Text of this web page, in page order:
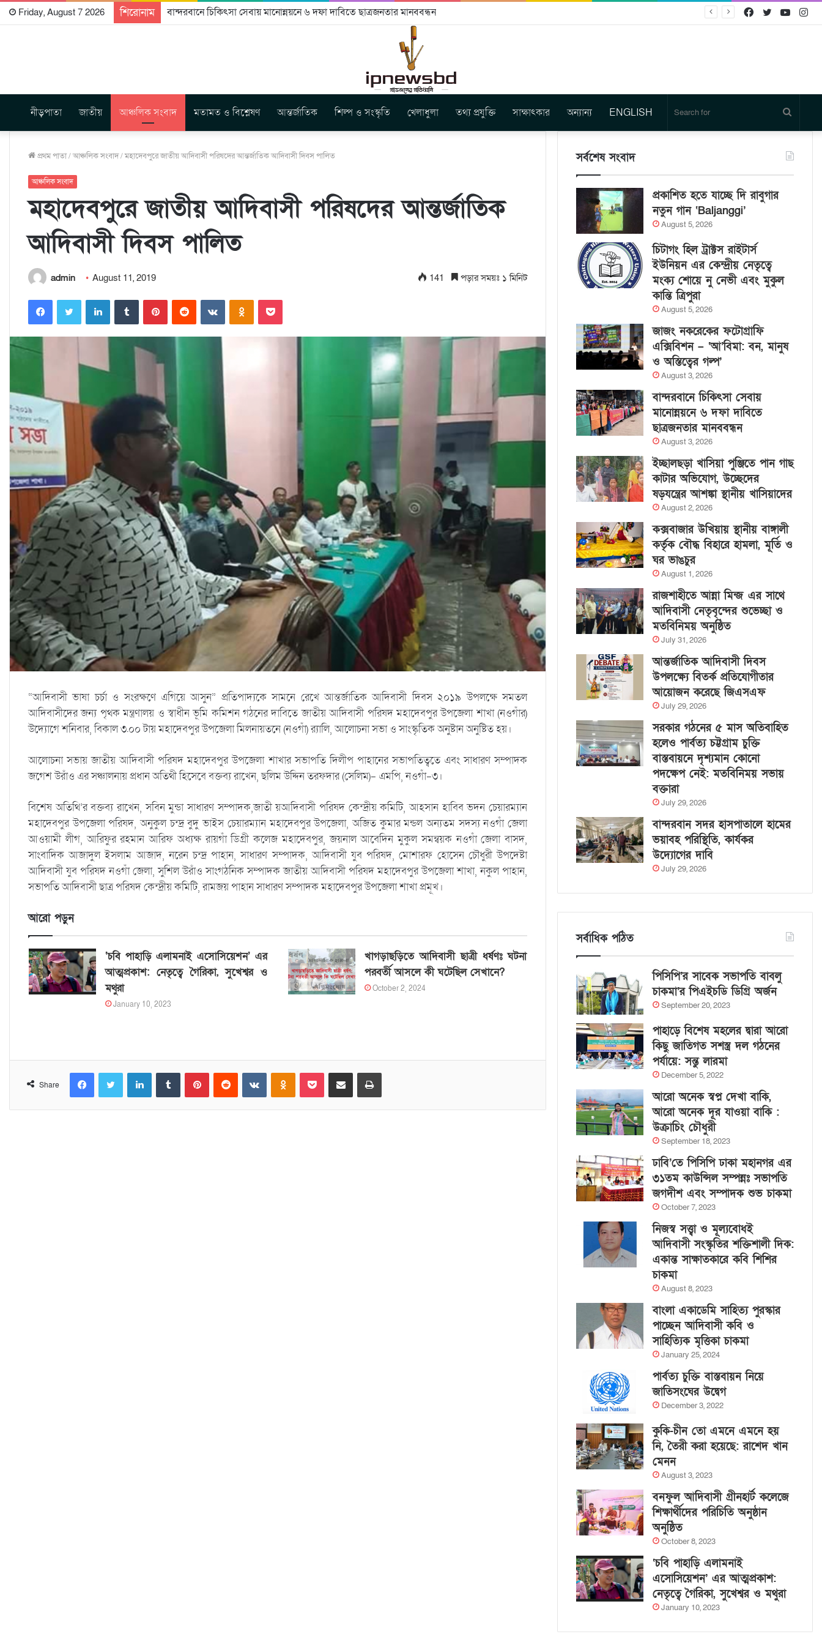
Friday, August 7 2026 শিরোনাম ইচ্ছালছড়া খাসিয়া পুঞ্জিতে পান গাছ কাটার অভিযোগ, উচ্ছেদের ষড়যন্ত্রের আশঙ্কা স্থানীয় খাসিয়াদের Twitter
Facebook
নীড়পাতা জাতীয় আঞ্চলিক সংবাদ মতামত ও বিশ্লেষণ আন্তর্জাতিক শিল্প ও সংস্কৃতি খেলাধুলা তথ্য প্রযুক্তি সাক্ষাৎকার অন্যান্য ENGLISH
for
প্রথম পাতা/আঞ্চলিক সংবাদ/মহাদেবপুরে জাতীয় আদিবাসী পরিষদের আন্তর্জাতিক আদিবাসী দিবস পালিত
আঞ্চলিক সংবাদ
মহাদেবপুরে জাতীয় আদিবাসী পরিষদের আন্তর্জাতিক
আদিবাসী দিবস পালিত
admin August 11, 2019 141 পড়ার সময়ঃ ১ মিনিট
“আদিবাসী ভাষা চর্চা ও সংরক্ষণে এগিয়ে আসুন” প্রতিপাদ্যকে সামনে রেখে আন্তর্জাতিক আদিবাসী দিবস ২০১৯ উপলক্ষে সমতল
আদিবাসীদের জন্য পৃথক মন্ত্রণালয় ও স্বাধীন ভূমি কমিশন গঠনের দাবিতে জাতীয় আদিবাসী পরিষদ মহাদেবপুর উপজেলা শাখা (নওগাঁর)
উদ্যোগে শনিবার, বিকাল ৩.০০ টায় মহাদেবপুর উপজেলা মিলনায়তনে (নওগাঁ) র‌্যালি, আলোচনা সভা ও সাংস্কৃতিক অনুষ্টান অনুষ্টিত হয়।
আলোচনা সভায় জাতীয় আদিবাসী পরিষদ মহাদেবপুর উপজেলা শাখার সভাপতি দিলীপ পাহানের সভাপতিত্বতে এবং সাধারণ সম্পাদক
জগেশ উরাঁও এর সঞ্চালনায় প্রধান অতিথী হিসেবে বক্তব্য রাখেন, ছলিম উদ্দিন তরফদার (সেলিম)- এমপি, নওগাঁ-৩।
বিশেষ অতিথি’র বক্তব্য রাখেন, সবিন মুন্ডা সাধারণ সম্পাদক,জাতী য়আদিবাসী পরিষদ কেন্দ্রীয় কমিটি, আহসান হাবিব ভদন চেয়ারম্যান
মহাদেবপুর উপজেলা পরিষদ, অনুকুল চন্দ্র বুদু ভাইস চেয়ারম্যান মহাদেবপুর উপজেলা, অজিত কুমার মন্ডল অন্যতম সদস্য নওগাঁ জেলা
আওয়ামী লীগ, আরিফুর রহমান আরিফ অধ্যক্ষ রায়গাঁ ডিগ্রী কলেজ মহাদেবপুর, জয়নাল আবেদিন মুকুল সমন্বয়ক নওগাঁ জেলা বাসদ,
সাংবাদিক আজাদুল ইসলাম আজাদ, নরেন চন্দ্র পাহান, সাধারণ সম্পাদক, আদিবাসী যুব পরিষদ, মোশারফ হোসেন চৌধুরী উপদেষ্টা
আদিবাসী যুব পরিষদ নওগাঁ জেলা, সুশিল উরাঁও সাংগঠনিক সম্পাদক জাতীয় আদিবাসী পরিষদ মহাদেবপুর উপজেলা শাখা, নকুল পাহান,
সভাপতি অাদিবাসী ছাত্র পরিষদ কেন্দ্রীয় কমিটি, রামজয় পাহান সাধারণ সম্পাদক মহাদেবপুর উপজেলা শাখা প্রমূখ।
আরো পড়ুন
‘চবি পাহাড়ি এলামনাই এসোসিয়েশন’ এর
আত্মপ্রকাশ: নেতৃত্বে গৈরিকা, সুখেশ্বর ও
মথুরা
January 10, 2023
খাগড়াছড়িতে আদিবাসী ছাত্রী ধর্ষণঃ ঘটনা
পরবর্তী আসলে কী ঘটেছিল সেখানে?
October 2, 2024
Share
সর্বশেষ সংবাদ
প্রকাশিত হতে যাচ্ছে দি রাবুগার
নতুন গান ‘Baljanggi’
August 5, 2026
চিটাগং হিল ট্রাক্টস রাইটার্স
ইউনিয়ন এর কেন্দ্রীয় নেতৃত্বে
মংক্য শোয়ে নু নেভী এবং মুকুল
কান্তি ত্রিপুরা
August 5, 2026
জাজং নকরেকের ফটোগ্রাফি
এক্সিবিশন – ‘আ’বিমা: বন, মানুষ
ও অস্তিত্বের গল্প’
August 3, 2026
বান্দরবানে চিকিৎসা সেবায়
মানোন্নয়নে ৬ দফা দাবিতে
ছাত্রজনতার মানববন্ধন
August 3, 2026
ইচ্ছালছড়া খাসিয়া পুঞ্জিতে পান গাছ
কাটার অভিযোগ, উচ্ছেদের
ষড়যন্ত্রের আশঙ্কা স্থানীয় খাসিয়াদের
August 2, 2026
কক্সবাজার উখিয়ায় স্থানীয় বাঙ্গালী
কর্তৃক বৌদ্ধ বিহারে হামলা, মূর্তি ও
ঘর ভাঙচুর
August 1, 2026
রাজশাহীতে আন্না মিন্জ এর সাথে
আদিবাসী নেতৃবৃন্দের শুভেচ্ছা ও
মতবিনিময় অনুষ্ঠিত
July 31, 2026
আন্তর্জাতিক আদিবাসী দিবস
উপলক্ষ্যে বিতর্ক প্রতিযোগীতার
আয়োজন করেছে জিএসএফ
July 29, 2026
সরকার গঠনের ৫ মাস অতিবাহিত
হলেও পার্বত্য চট্টগ্রাম চুক্তি
বাস্তবায়নে দৃশ্যমান কোনো
পদক্ষেপ নেই: মতবিনিময় সভায়
বক্তারা
July 29, 2026
বান্দরবান সদর হাসপাতালে হামের
ভয়াবহ পরিস্থিতি, কার্যকর
উদ্যোগের দাবি
July 29, 2026
সর্বাধিক পঠিত
পিসিপি’র সাবেক সভাপতি বাবলু
চাকমা’র পিএইচডি ডিগ্রি অর্জন
September 20, 2023
পাহাড়ে বিশেষ মহলের দ্বারা আরো
কিছু জাতিগত সশস্ত্র দল গঠনের
পর্যায়ে: সন্তু লারমা
December 5, 2022
আরো অনেক স্বপ্ন দেখা বাকি,
আরো অনেক দূর যাওয়া বাকি :
উক্রাচিং চৌধুরী
September 18, 2023
ঢাবি’তে পিসিপি ঢাকা মহানগর এর
৩১তম কাউন্সিল সম্পন্নঃ সভাপতি
জগদীশ এবং সম্পাদক শুভ চাকমা
October 7, 2023
নিজস্ব সত্ত্বা ও মূল্যবোধই
আদিবাসী সংস্কৃতির শক্তিশালী দিক:
একান্ত সাক্ষাতকারে কবি শিশির
চাকমা
August 8, 2023
বাংলা একাডেমি সাহিত্য পুরস্কার
পাচ্ছেন আদিবাসী কবি ও
সাহিত্যিক মৃত্তিকা চাকমা
January 25, 2024
পার্বত্য চুক্তি বাস্তবায়ন নিয়ে
জাতিসংঘের উদ্বেগ
December 3, 2022
কুকি-চীন তো এমনে এমনে হয়
নি, তৈরী করা হয়েছে: রাশেদ খান
মেনন
August 3, 2023
বনফুল আদিবাসী গ্রীনহার্ট কলেজে
শিক্ষার্থীদের পরিচিতি অনুষ্ঠান
অনুষ্ঠিত
October 8, 2023
‘চবি পাহাড়ি এলামনাই
এসোসিয়েশন’ এর আত্মপ্রকাশ:
নেতৃত্বে গৈরিকা, সুখেশ্বর ও মথুরা
January 10, 2023